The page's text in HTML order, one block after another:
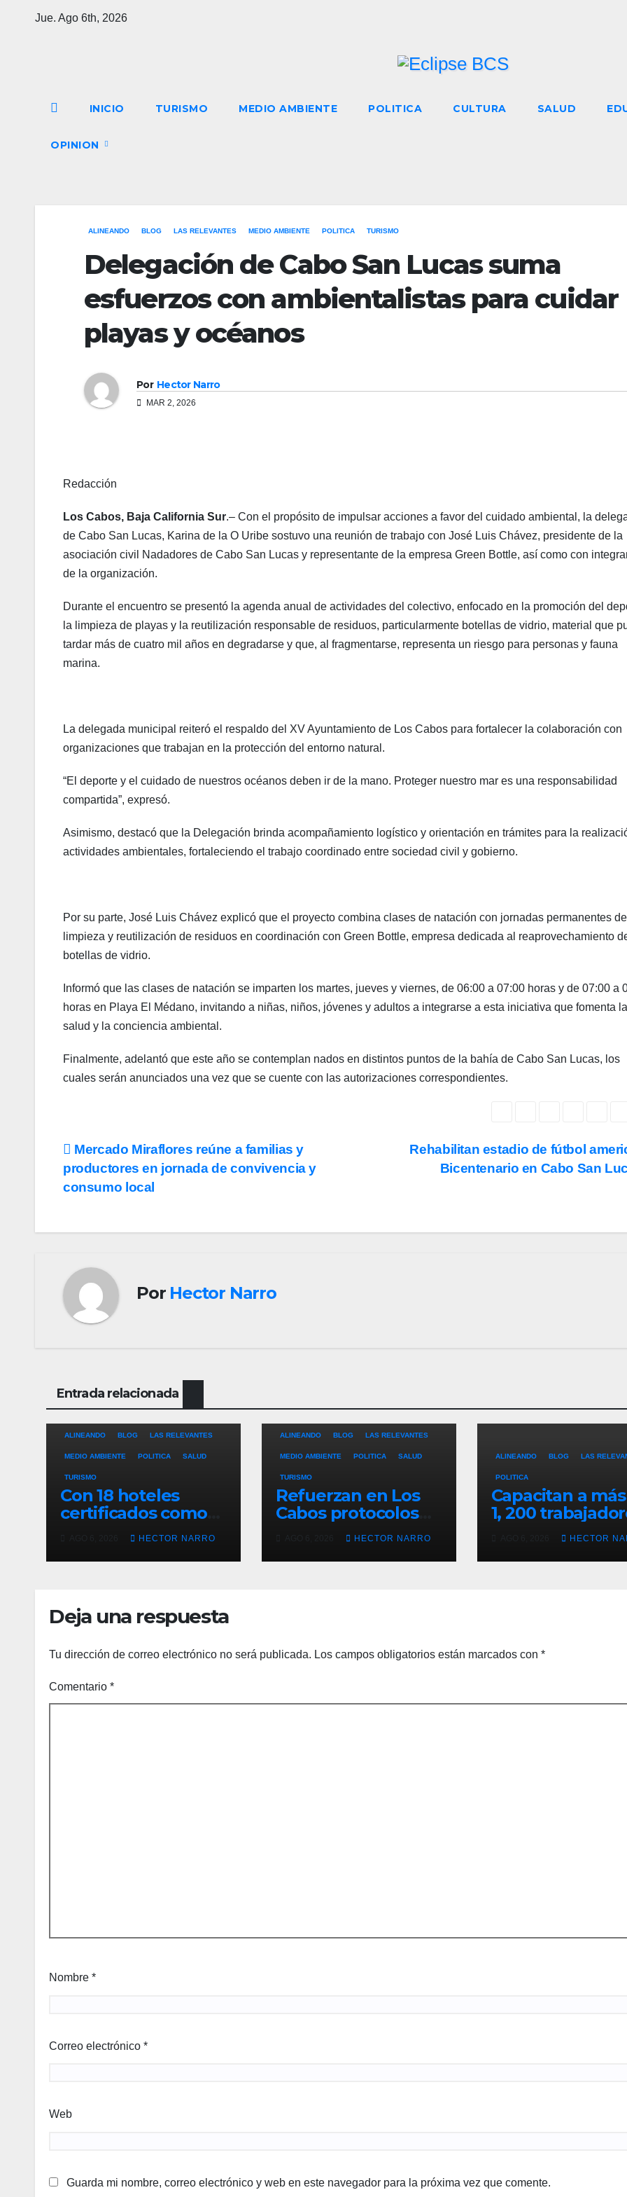
Jue. Ago 6th, 2026
INICIO TURISMO MEDIO AMBIENTE POLITICA CULTURA SALUD
OPINION
ALINEANDO BLOG LAS RELEVANTES MEDIO AMBIENTE POLITICA TURISMO
Delegación de Cabo San Lucas suma
esfuerzos con ambientalistas para cuidar
playas y océanos
Por Hector Narro
MAR 2, 2026
Redacción
Los Cabos, Baja California Sur.– Con el propósito de impulsar acciones a favor del cuidado ambiental, la
de Cabo San Lucas, Karina de la O Uribe sostuvo una reunión de trabajo con José Luis Chávez, presidente de la
asociación civil Nadadores de Cabo San Lucas y representante de la empresa Green Bottle, así como con
de la organización.
Durante el encuentro se presentó la agenda anual de actividades del colectivo, enfocado en la promoción del
la limpieza de playas y la reutilización responsable de residuos, particularmente botellas de vidrio, material que
tardar más de cuatro mil años en degradarse y que, al fragmentarse, representa un riesgo para personas y fauna
marina.
La delegada municipal reiteró el respaldo del XV Ayuntamiento de Los Cabos para fortalecer la colaboración con
organizaciones que trabajan en la protección del entorno natural.
“El deporte y el cuidado de nuestros océanos deben ir de la mano. Proteger nuestro mar es una responsabilidad
compartida”, expresó.
Asimismo, destacó que la Delegación brinda acompañamiento logístico y orientación en trámites para la
actividades ambientales, fortaleciendo el trabajo coordinado entre sociedad civil y gobierno.
Por su parte, José Luis Chávez explicó que el proyecto combina clases de natación con jornadas permanentes de
limpieza y reutilización de residuos en coordinación con Green Bottle, empresa dedicada al reaprovechamiento
botellas de vidrio.
Informó que las clases de natación se imparten los martes, jueves y viernes, de 06:00 a 07:00 horas y de 07:00 a
horas en Playa El Médano, invitando a niñas, niños, jóvenes y adultos a integrarse a esta iniciativa que fomenta la
salud y la conciencia ambiental.
Finalmente, adelantó que este año se contemplan nados en distintos puntos de la bahía de Cabo San Lucas, los
cuales serán anunciados una vez que se cuente con las autorizaciones correspondientes.
Navegación
de
Rehabilitan estadio de fútbol
Bicentenario en Cabo San
Mercado Miraflores reúne a familias y
productores en jornada de convivencia y
consumo local
Por Hector Narro
Entrada relacionada
ALINEANDO BLOG LAS RELEVANTES
MEDIO AMBIENTE POLITICA SALUD
TURISMO
Con 18 hoteles
certificados como
temporales,
Gobierno de Los
garantiza un
HECTOR NARRO
ALINEANDO BLOG LAS RELEVANTES
MEDIO AMBIENTE POLITICA SALUD
TURISMO
Refuerzan en Los
Cabos protocolos
de prevención y
rescate en playas
ante oleaje y
HECTOR NARRO
ALINEANDO BLOG LAS
POLITICA
Capacitan a
1, 200
del sector
en derechos
humanos y
HECTOR
Deja una respuesta
Tu dirección de correo electrónico no será publicada. Los campos obligatorios están marcados con *
Comentario *
Nombre *
Correo electrónico *
Web
Guarda mi nombre, correo electrónico y web en este navegador para la próxima vez que comente.